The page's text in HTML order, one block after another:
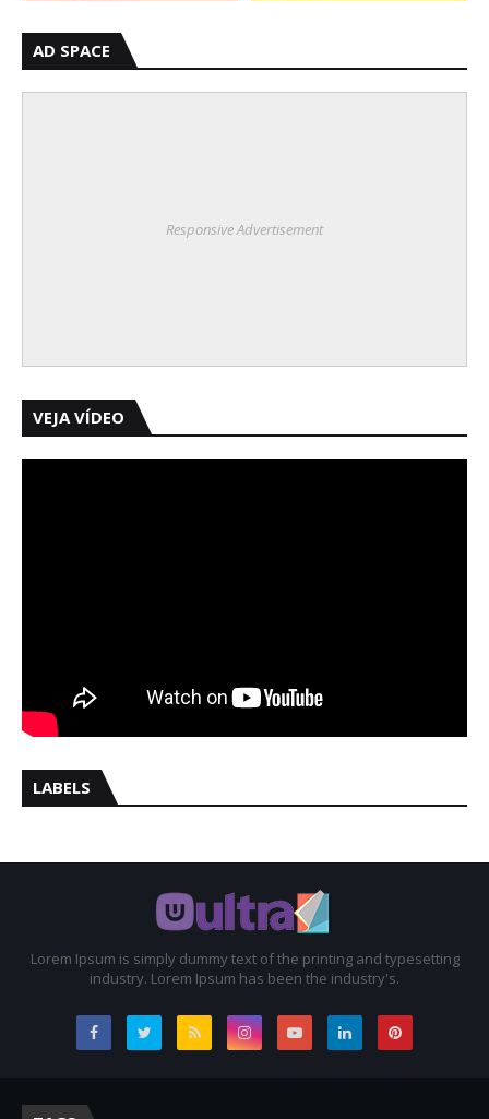
AD SPACE
Responsive Advertisement
VEJA VÍDEO
LABELS
Lorem Ipsum is simply dummy text of the printing and typesetting
industry. Lorem Ipsum has been the industry's.